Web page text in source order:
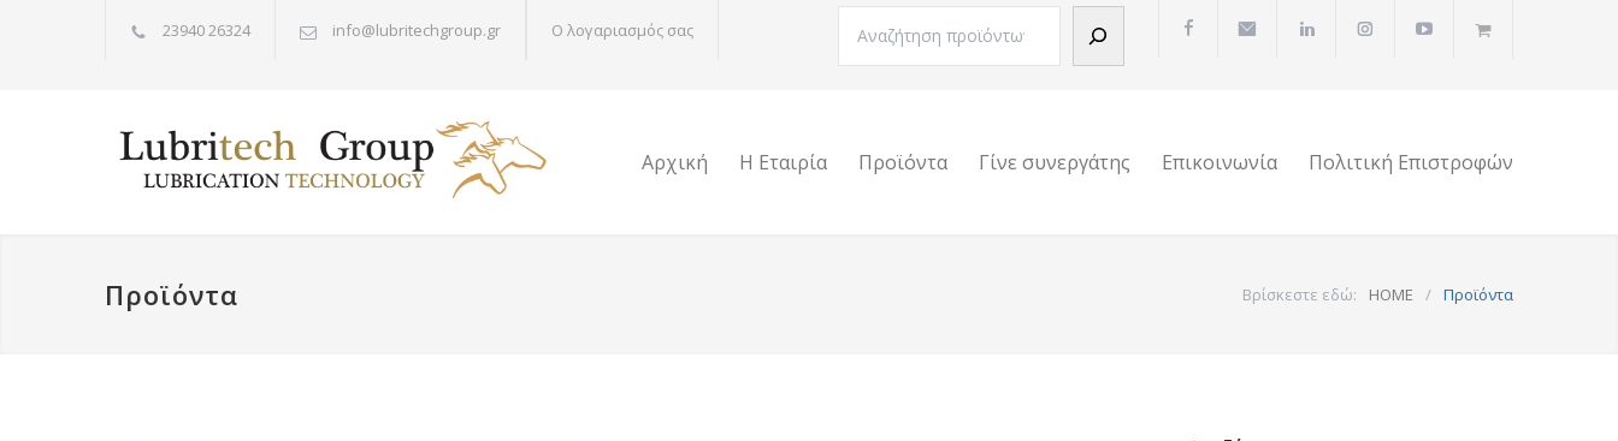
23940 26324 info@lubritechgroup.gr Ο λογαριασμός σας
Αναζήτηση
Αρχική Η Εταιρία Προϊόντα Γίνε συνεργάτης Επικοινωνία Πολιτική Επιστροφών
Προϊόντα Βρίσκεστε εδώ: HOME / Προϊόντα